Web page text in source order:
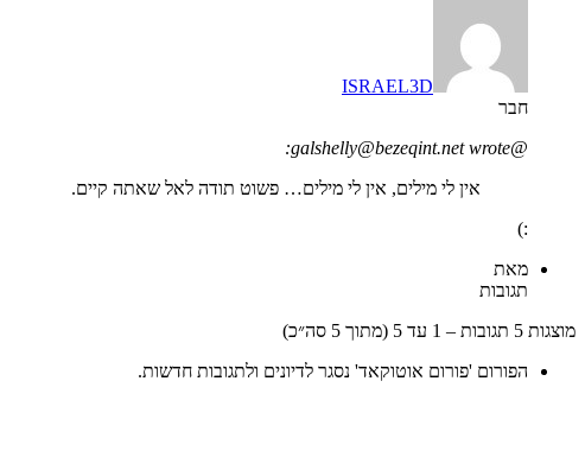
ISRAEL3D
חבר
@galshelly@bezeqint.net wrote:
אין לי מילים, אין לי מילים… פשוט תודה לאל שאתה קיים.
:)
מאת
תגובות
מוצגות 5 תגובות – 1 עד 5 (מתוך 5 סה״כ)
הפורום 'פורום אוטוקאד' נסגר לדיונים ולתגובות חדשות.